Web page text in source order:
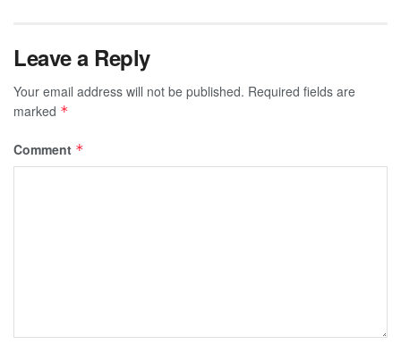
Leave a Reply
Your email address will not be published. Required fields are
marked *
Comment *